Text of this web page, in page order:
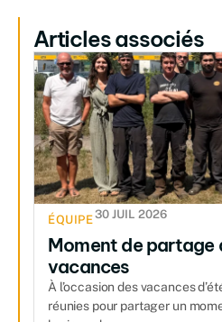
Articles associés
ÉQUIPE30 JUIL 2026
Moment de partage
vacances
À l’occasion des vacances
réunies pour partager un